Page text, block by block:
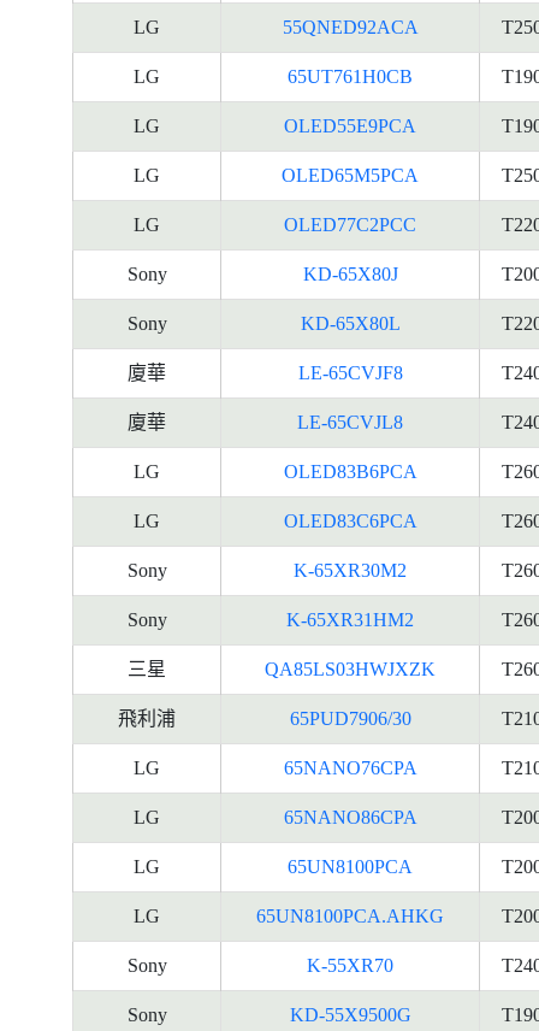
LG 55QNED92ACA
LG 65UT761H0CB
LG OLED55E9PCA
LG OLED65M5PCA
LG OLED77C2PCC
Sony KD-65X80J
Sony KD-65X80L
廈華 LE-65CVJF8
廈華 LE-65CVJL8
LG OLED83B6PCA
LG OLED83C6PCA
Sony K-65XR30M2
Sony K-65XR31HM2
三星 QA85LS03HWJXZK
飛利浦 65PUD7906/30
LG 65NANO76CPA
LG 65NANO86CPA
LG 65UN8100PCA
LG 65UN8100PCA.AHKG
Sony K-55XR70
Sony KD-55X9500G